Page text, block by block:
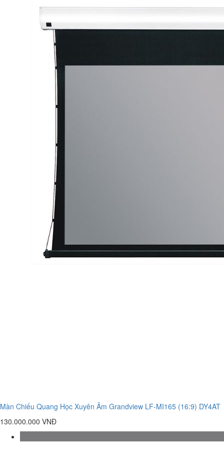
Màn Chiếu Quang Học Xuyên Âm Grandview LF-MI165 (16:9) DY4AT
130.000.000 VNĐ